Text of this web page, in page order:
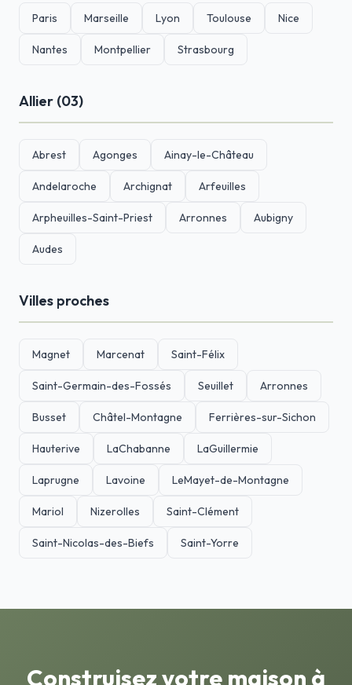
Paris Marseille Lyon Toulouse Nice
Nantes Montpellier Strasbourg
Allier (03)
Abrest Agonges Ainay-le-Château
Andelaroche Archignat Arfeuilles
Arpheuilles-Saint-Priest Arronnes Aubigny
Audes
Villes proches
Magnet Marcenat Saint-Félix
Saint-Germain-des-Fossés Seuillet Arronnes
Busset Châtel-Montagne Ferrières-sur-Sichon
Hauterive LaChabanne LaGuillermie
Laprugne Lavoine LeMayet-de-Montagne
Mariol Nizerolles Saint-Clément
Saint-Nicolas-des-Biefs Saint-Yorre
Construisez votre maison à